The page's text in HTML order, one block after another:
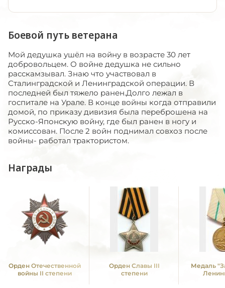
Боевой путь ветерана
Мой дедушка ушёл на войну в возрасте 30 лет
добровольцем. О войне дедушка не сильно
расскамзывал. Знаю что участвовал в
Сталинградской и Ленинградской операции. В
последней был тяжело ранен.Долго лежал в
госпитале на Урале. В конце войны когда отправили
домой, по приказу дивизия была переброшена на
Русско-Японскую войну, где был ранен в ногу и
комиссован. После 2 войн поднимал совхоз после
войны- работал трактористом.
Награды
Орден Отечественной
войны II степени
Орден Славы III
степени
Медаль